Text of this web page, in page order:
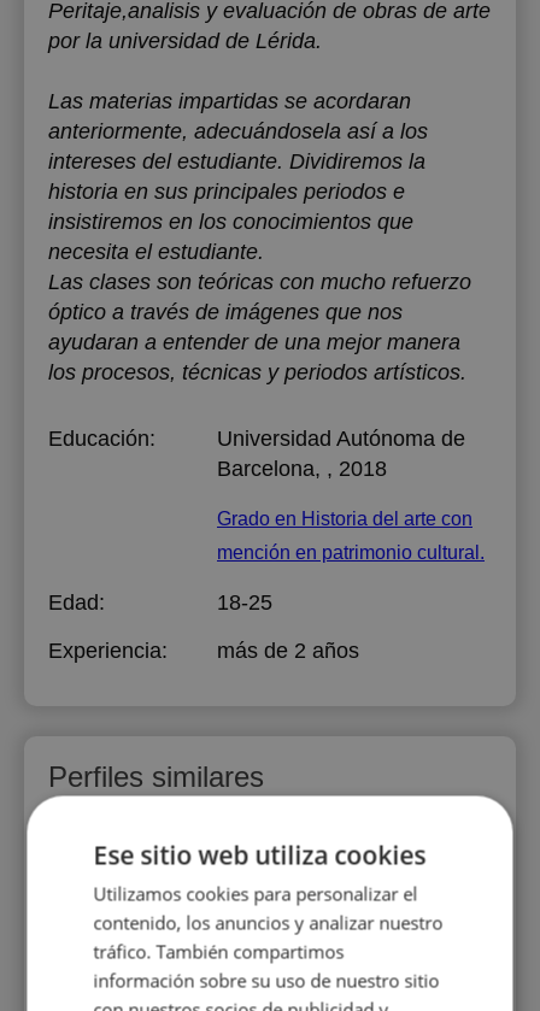
Peritaje,analisis y evaluación de obras de arte
por la universidad de Lérida.
Las materias impartidas se acordaran
anteriormente, adecuándosela así a los
intereses del estudiante. Dividiremos la
historia en sus principales periodos e
insistiremos en los conocimientos que
necesita el estudiante.
Las clases son teóricas con mucho refuerzo
óptico a través de imágenes que nos
ayudaran a entender de una mejor manera
los procesos, técnicas y periodos artísticos.
Educación:
Universidad Autónoma de
Barcelona, , 2018
Grado en Historia del arte con
mención en patrimonio cultural.
Edad:
18-25
Experiencia:
más de 2 años
Perfiles similares
Maria Florencia Castelli
Ese sitio web utiliza cookies
Utilizamos cookies para personalizar el
contenido, los anuncios y analizar nuestro
tráfico. También compartimos
información sobre su uso de nuestro sitio